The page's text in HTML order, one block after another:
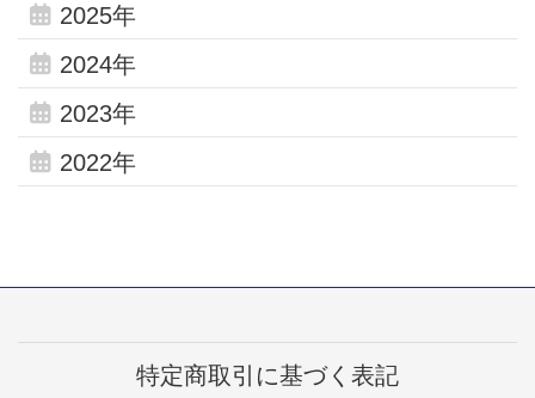
2025年
2024年
2023年
2022年
特定商取引に基づく表記